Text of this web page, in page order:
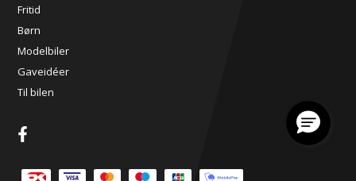
Fritid
Børn
Modelbiler
Gaveidéer
Til bilen